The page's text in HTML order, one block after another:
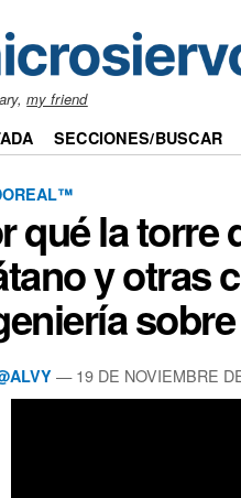
my friend
SECCIONES/BUSCAR
qué la torre
y otras
— 19 DE NOVIEMBRE